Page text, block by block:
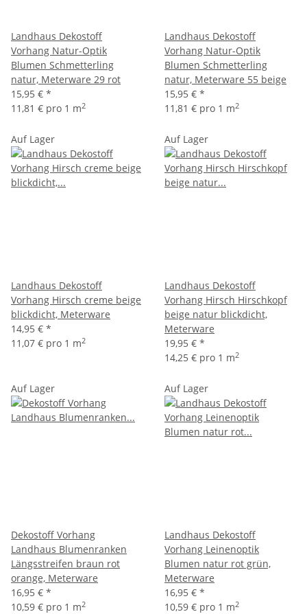
Landhaus Dekostoff
Vorhang Natur-Optik
Blumen Schmetterling
natur, Meterware 29 rot
15,95 € *
11,81 € pro 1 m2
Landhaus Dekostoff
Vorhang Natur-Optik
Blumen Schmetterling
natur, Meterware 55 beige
15,95 € *
11,81 € pro 1 m2
Auf Lager
Landhaus Dekostoff
Vorhang Hirsch creme beige
blickdicht, Meterware
14,95 € *
11,07 € pro 1 m2
Auf Lager
Landhaus Dekostoff
Vorhang Hirsch Hirschkopf
beige natur blickdicht,
Meterware
19,95 € *
14,25 € pro 1 m2
Auf Lager
Dekostoff Vorhang
Landhaus Blumenranken
Längsstreifen braun rot
orange, Meterware
16,95 € *
10,59 € pro 1 m2
Auf Lager
Landhaus Dekostoff
Vorhang Leinenoptik
Blumen natur rot grün,
Meterware
16,95 € *
10,59 € pro 1 m2